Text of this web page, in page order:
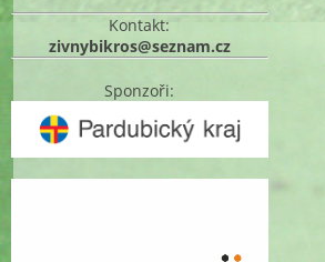
Kontakt:
zivnybikros@seznam.cz
Sponzoři: